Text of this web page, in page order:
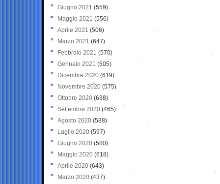
Giugno 2021(559)
Maggio 2021 (556)
Aprile 2021 (506)
Marzo 2021 (647)
Febbraio 2021 (570)
Gennaio 2021 (605)
Dicembre 2020 (619)
Novembre 2020 (575)
Ottobre 2020 (638)
Settembre 2020(465)
Agosto 2020 (588)
Luglio 2020 (597)
Giugno 2020 (580)
Maggio 2020 (618)
Aprile 2020 (643)
Marzo 2020 (437)